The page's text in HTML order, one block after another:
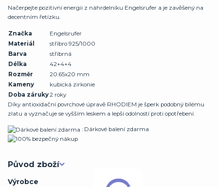
Načerpejte pozitivní energii z náhrdelníku Engelsrufer a je zavěšený na
decentním řetízku.
Značka
Engelsrufer
Materiál
stříbro 925/1000
Barva
stříbrná
Délka
42+4+4
Rozměr
20.65x20 mm
Kameny
kubická zirkonie
Doba záruky2 roky
Díky antioxidační povrchové úpravě RHODIEM je šperk podobný bílému
zlatu a vyznačuje se vyšším leskem a lepší odolností proti opotřebení.
: Dárkové balení zdarma
Původ zboží
Výrobce